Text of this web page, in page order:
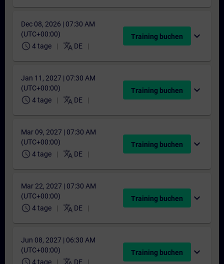
Dec 08, 2026 | 07:30 AM
(UTC+00:00)
schedule 4 tage translate DE
Training buchen expand_more
Jan 11, 2027 | 07:30 AM
(UTC+00:00)
schedule 4 tage translate DE
Training buchen expand_more
Mar 09, 2027 | 07:30 AM
(UTC+00:00)
schedule 4 tage translate DE
Training buchen expand_more
Mar 22, 2027 | 07:30 AM
(UTC+00:00)
schedule 4 tage translate DE
Training buchen expand_more
Jun 08, 2027 | 06:30 AM
(UTC+00:00)
schedule 4 tage translate DE
Training buchen expand_more